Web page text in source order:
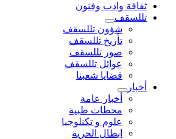
ثقافة وادب وفنون
تللسقف
شؤون تللسقف
تأريخ تللسقف
صور تللسقف
عوائل تللسقف
قضايا شعبنا
أخبار
أخبار عامة
محطات طبية
علوم و تکنلوجیا
ابطال الحرية